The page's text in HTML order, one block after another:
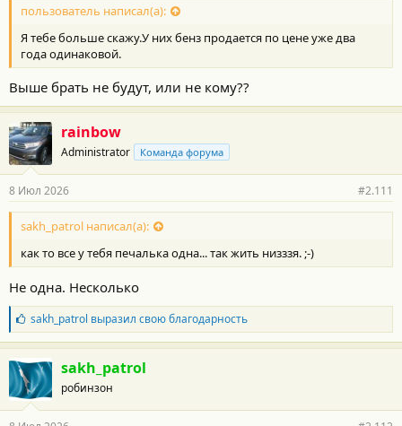
пользователь написал(а):
Я тебе больше скажу.У них бенз продается по цене уже два
года одинаковой.
Выше брать не будут, или не кому??
rainbow
Administrator Команда форума
8 Июл 2026 #2.111
sakh_patrol написал(а):
как то все у тебя печалька одна... так жить низззя. ;-)
Не одна. Несколько
Б
л
а
г
о
д
а
sakh_patrol выразил свою благодарность
sakh_patrol
робинзон